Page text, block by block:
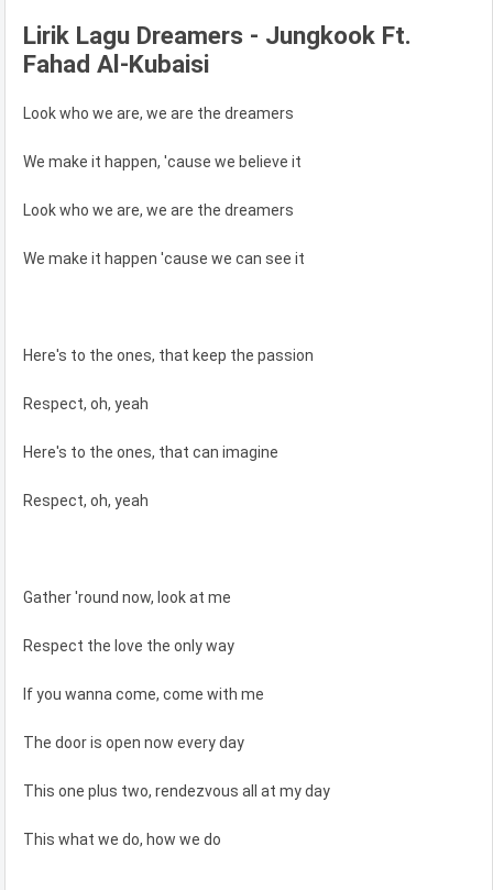
Lirik Lagu Dreamers - Jungkook Ft.
Fahad Al-Kubaisi
Look who we are, we are the dreamers
We make it happen, 'cause we believe it
Look who we are, we are the dreamers
We make it happen 'cause we can see it
Here's to the ones, that keep the passion
Respect, oh, yeah
Here's to the ones, that can imagine
Respect, oh, yeah
Gather 'round now, look at me
Respect the love the only way
If you wanna come, come with me
The door is open now every day
This one plus two, rendezvous all at my day
This what we do, how we do